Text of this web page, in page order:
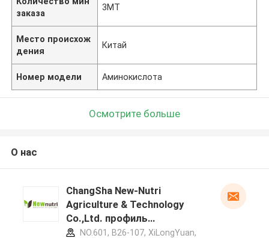
заказа
3МТ
Место происхож
дения
Китай
Номер модели Аминокислота
Осмотрите больше
О нас
ChangSha New-Nutri
Agriculture & Technology
Co.,Ltd. профиль
производителя
NO.601, B26-107, XiLongYuan,